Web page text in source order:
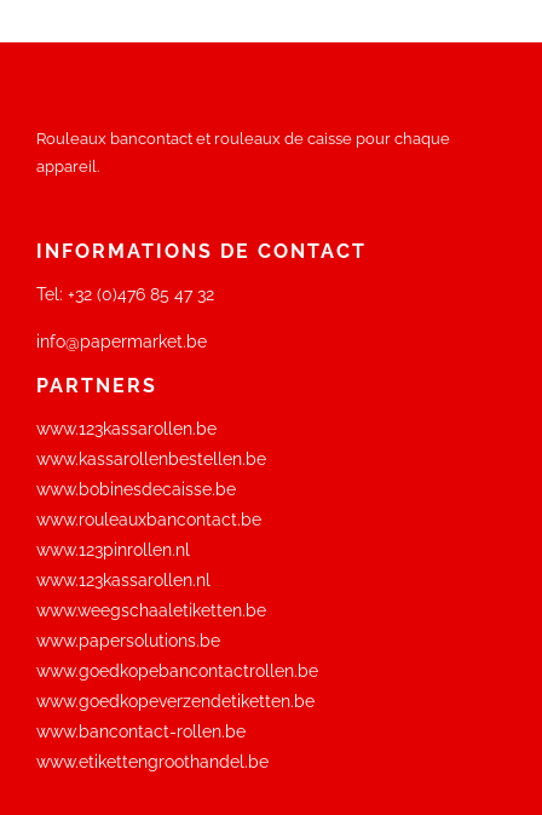
Rouleaux bancontact et rouleaux de caisse pour chaque
appareil.
INFORMATIONS DE CONTACT
Tel: +32 (0)476 85 47 32
info@papermarket.be
PARTNERS
www.123kassarollen.be
www.kassarollenbestellen.be
www.bobinesdecaisse.be
www.rouleauxbancontact.be
www.123pinrollen.nl
www.123kassarollen.nl
www.weegschaaletiketten.be
www.papersolutions.be
www.goedkopebancontactrollen.be
www.goedkopeverzendetiketten.be
www.bancontact-rollen.be
www.etikettengroothandel.be